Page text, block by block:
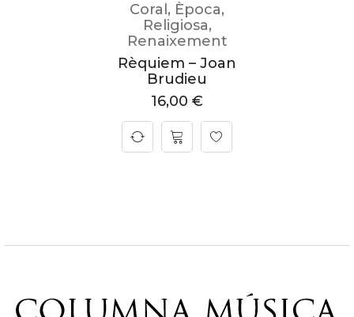
Coral , Època,
Religiosa,
Renaixement
Rèquiem – Joan
Brudieu
16,00 €